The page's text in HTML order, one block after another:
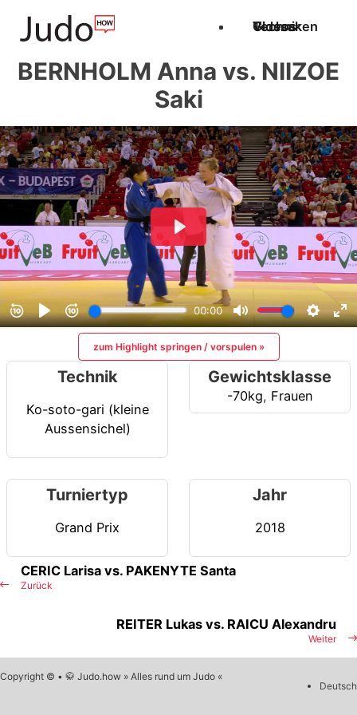
Techniken
Videos
Glossar
BERNHOLM Anna vs. NIIZOE
Saki
zum Highlight springen / vorspulen »
Technik
Ko-soto-gari (kleine
Aussensichel)
Gewichtsklasse
-70kg, Frauen
Turniertyp
Grand Prix
Jahr
2018
Zurück
CERIC Larisa vs. PAKENYTE Santa
Weiter
REITER Lukas vs. RAICU Alexandru
Copyright © • 🥋 Judo.how » Alles rund um Judo «
Deutsch